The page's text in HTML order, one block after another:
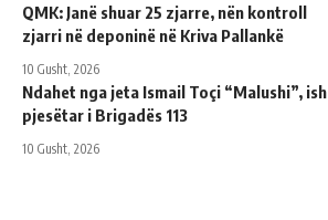
QMK: Janë shuar 25 zjarre, nën kontroll
zjarri në deponinë në Kriva Pallankë
10 Gusht, 2026
Ndahet nga jeta Ismail Toçi “Malushi”, ish
pjesëtar i Brigadës 113
10 Gusht, 2026